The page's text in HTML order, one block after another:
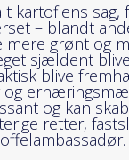
kartoflens sag,
– blandt
mere grønt og
sjældent
blive
og
og kan
retter,